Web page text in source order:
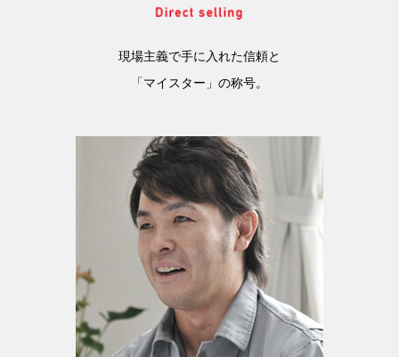
現場主義で手に入れた信頼と
「マイスター」の称号。